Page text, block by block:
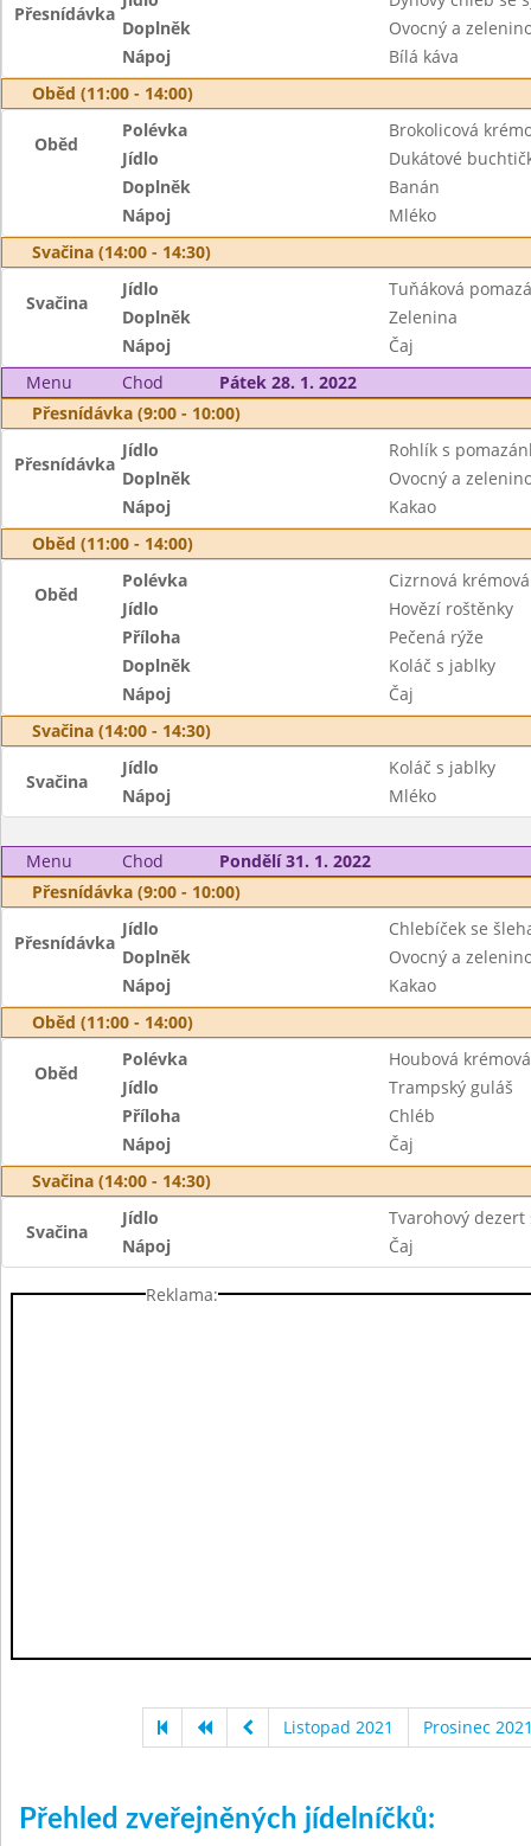
Přesnídávka
Doplněk
Ovocný a
Nápoj
Bílá káva
Oběd (11:00 - 14:00)
Oběd
Polévka
Brokolicová
Jídlo
Dukátové
Doplněk
Banán
Nápoj
Mléko
Svačina (14:00 - 14:30)
Svačina
Jídlo
Tuňáková
Doplněk
Zelenina
Nápoj
Čaj
Menu
Chod
Pátek 28. 1. 2022
Přesnídávka (9:00 - 10:00)
Přesnídávka
Jídlo
Rohlík s
Doplněk
Ovocný a
Nápoj
Kakao
Oběd (11:00 - 14:00)
Oběd
Polévka
Cizrnová
Jídlo
Hovězí roštěnky
Příloha
Pečená rýže
Doplněk
Koláč s jablky
Nápoj
Čaj
Svačina (14:00 - 14:30)
Svačina
Jídlo
Koláč s jablky
Nápoj
Mléko
Menu Chod
Pondělí 31. 1. 2022
Přesnídávka (9:00 - 10:00)
Přesnídávka
Jídlo
Chlebíček se
Doplněk
Ovocný a
Nápoj
Kakao
Oběd (11:00 - 14:00)
Oběd
Polévka
Houbová krémová
Jídlo
Trampský guláš
Příloha
Chléb
Nápoj
Čaj
Svačina (14:00 - 14:30)
Svačina
Jídlo
Tvarohový dezert
Nápoj
Čaj
Reklama:
Listopad 2021 Prosinec
Přehled zveřejněných jídelníčků: